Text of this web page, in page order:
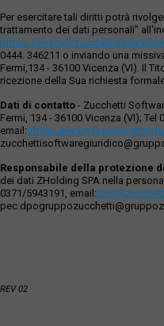
Per esercitare tali diritti potrà
trattamento dei dati personali"
0444. 346211 o inviando una
Fermi,134 - 36100 Vicenza (VI). Il
ricezione della Sua richiesta
Dati di contatto - Zucchetti
Fermi, 134 - 36100 Vicenza (VI); Tel
email:
Responsabile della protezione
dei dati ZHolding SPA nella
0371/5943191, email:
REV 02